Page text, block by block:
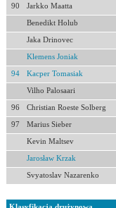
90 Jarkko Maatta
Benedikt Holub
Jaka Drinovec
Klemens Joniak
94 Kacper Tomasiak
Vilho Palosaari
96 Christian Roeste Solberg
97 Marius Sieber
Kevin Maltsev
Jarosław Krzak
Svyatoslav Nazarenko